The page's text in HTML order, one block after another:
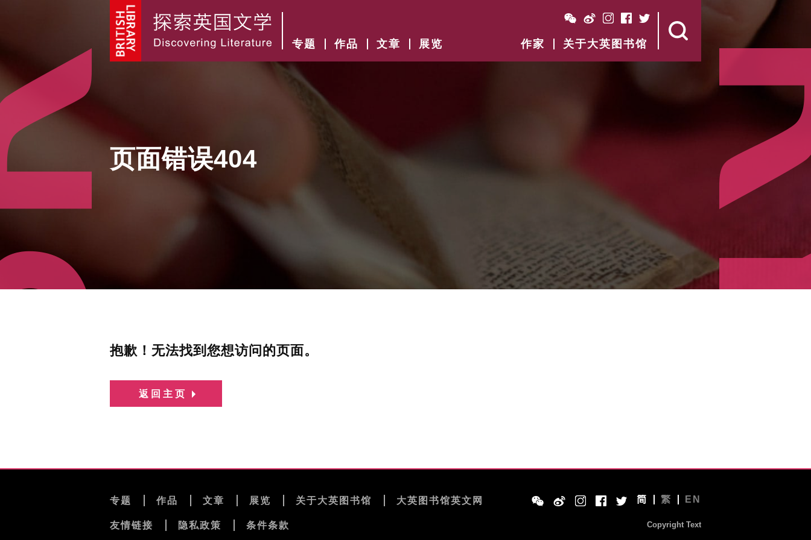
专题 作品 文章 展览 作家 关于大英图书馆
页面错误404
抱歉！无法找到您想访问的页面。
返回主页
专题 作品 文章 展览 关于大英图书馆 大英图书馆英文网
友情链接 隐私政策 条件条款
简 繁 EN
Copyright Text